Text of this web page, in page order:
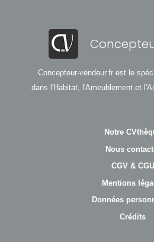
Concepteur-vendeur.fr est le
dans l'Habitat, l'Ameublement et
Notre
Nous
CGV & CGU
Mentions
Données
Crédits